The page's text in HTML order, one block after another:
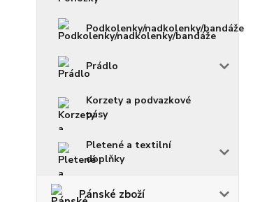
Podkolenky/nadkolenky/bandáže
Prádlo
Korzety a podvazkové
pásy
Pletené a textilní
doplňky
Pánské zboží